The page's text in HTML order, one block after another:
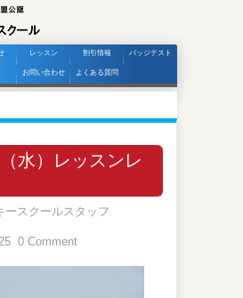
レッスン 割引情報 バッジテスト
お問い合わせ よくある質問
水）レッスンレ
ースクールスタッフ
0 Comment